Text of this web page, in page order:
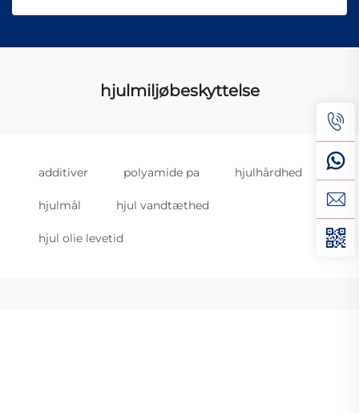
hjulmiljøbeskyttelse
additiver polyamide pa hjulhårdhed
hjulmål hjul vandtæthed
hjul olie levetid